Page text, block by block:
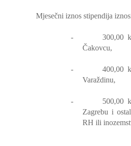
Mjesečni iznos stipendija
-
300,00
Čakovcu,
-
400,00
Varaždinu,
-
500,00
Zagrebu i
RH ili